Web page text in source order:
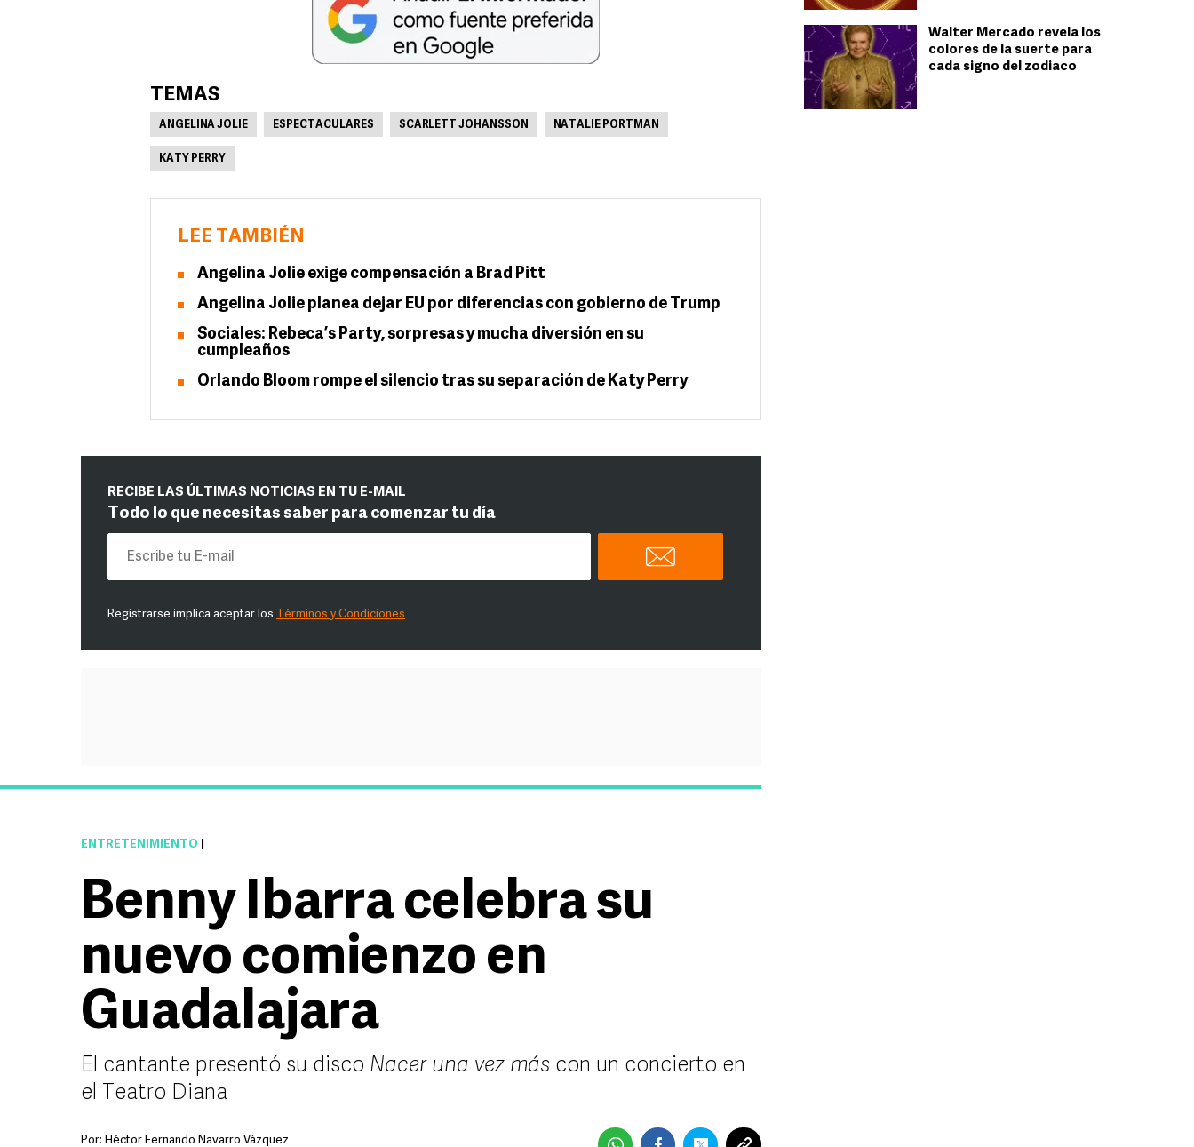
Walter Mercado revela los
colores de la suerte para
cada signo del zodiaco
TEMAS
ANGELINA JOLIE ESPECTACULARES SCARLETT JOHANSSON NATALIE PORTMAN
KATY PERRY
LEE TAMBIÉN
Angelina Jolie exige compensación a Brad Pitt
Angelina Jolie planea dejar EU por diferencias con gobierno de Trump
Sociales: Rebeca’s Party, sorpresas y mucha diversión en su
cumpleaños
Orlando Bloom rompe el silencio tras su separación de Katy Perry
RECIBE LAS ÚLTIMAS NOTICIAS EN TU E-MAIL
Todo lo que necesitas saber para comenzar tu día
Registrarse implica aceptar los Términos y Condiciones
ENTRETENIMIENTO
Benny Ibarra celebra su
nuevo comienzo en
Guadalajara
El cantante presentó su disco Nacer una vez más con un concierto en
el Teatro Diana
Por: Héctor Fernando Navarro Vázquez